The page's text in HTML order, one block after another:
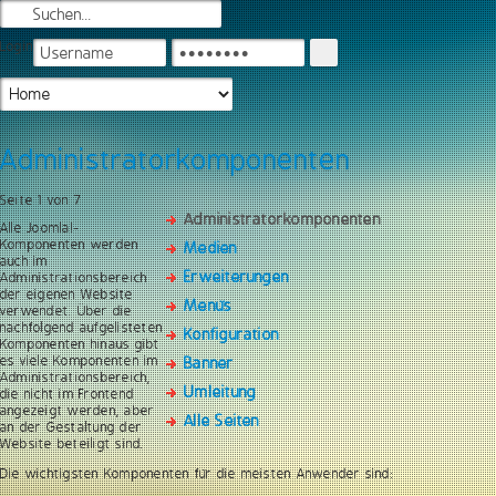
Login
Administratorkomponenten
Administratorkomponenten
Medien
Erweiterungen
Menüs
Konfiguration
Banner
Umleitung
Alle Seiten
Seite 1 von 7
Alle Joomla!-
Komponenten werden
auch im
Administrationsbereich
der eigenen Website
verwendet. Über die
nachfolgend aufgelisteten
Komponenten hinaus gibt
es viele Komponenten im
Administrationsbereich,
die nicht im Frontend
angezeigt werden, aber
an der Gestaltung der
Website beteiligt sind.
Die wichtigsten Komponenten für die meisten Anwender sind: